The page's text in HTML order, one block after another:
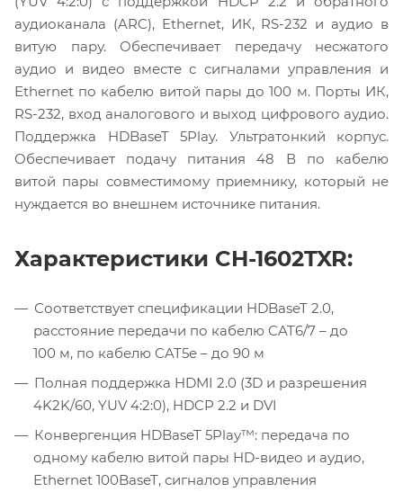
аудиоканала (ARC), Ethernet, ИК, RS-232 и аудио в
витую пару. Обеспечивает передачу несжатого
аудио и видео вместе с сигналами управления и
Ethernet по кабелю витой пары до 100 м. Порты ИК,
RS-232, вход аналогового и выход цифрового аудио.
Поддержка HDBaseT 5Play. Ультратонкий корпус.
Обеспечивает подачу питания 48 В по кабелю
витой пары совместимому приемнику, который не
нуждается во внешнем источнике питания.
Характеристики CH-1602TXR:
Соответствует спецификации HDBaseT 2.0,
расстояние передачи по кабелю CAT6/7 – до
100 м, по кабелю CAT5e – до 90 м
Полная поддержка HDMI 2.0 (3D и разрешения
4K2K/60, YUV 4:2:0), HDCP 2.2 и DVI
Конвергенция HDBaseT 5Play™: передача по
одному кабелю витой пары HD-видео и аудио,
Ethernet 100BaseT, сигналов управления